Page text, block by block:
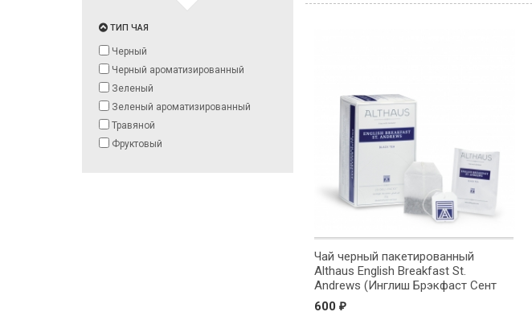
ТИП ЧАЯ
Черный
Черный ароматизированный
Зеленый
Зеленый ароматизированный
Травяной
Фруктовый
Чай черный пакетированный
Althaus English Breakfast St.
Andrews (Инглиш Брэкфаст Сент
Эндрюс)
600 ₽